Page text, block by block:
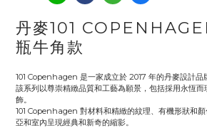
丹麥101
瓶牛角款
101 Copenhagen 是一家成立於 2017 年的丹麥設計品
該系列以尊崇精緻品質和工藝為願景，包括採用永恆
飾。
101 Copenhagen 對材料和精緻的紋理、有機形狀和
亞和室內呈現經典和新奇的縮影。